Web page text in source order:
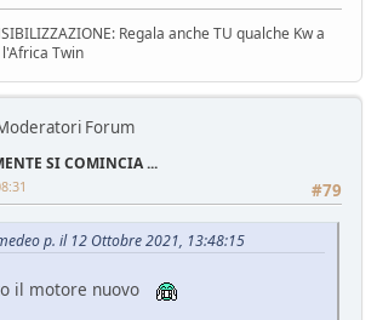
Regala anche TU qualche Kw a
Twin
Forum
SI COMINCIA ...
#79
p. il 12 Ottobre 2021, 13:48:15
il motore nuovo